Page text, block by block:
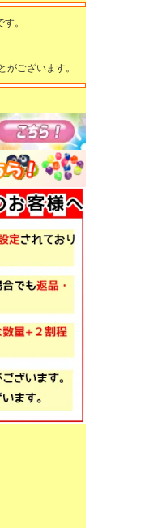
。
ございます。